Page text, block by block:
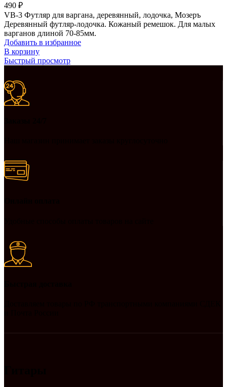
490 ₽
VB-3 Футляр для варгана, деревянный, лодочка, Мозеръ
Деревянный футляр-лодочка. Кожаный ремешок. Для малых
варганов длиной 70-85мм.
Добавить в избранное
В корзину
Быстрый просмотр